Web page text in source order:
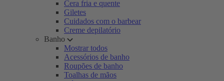
Cera fria e quente
Giletes
Cuidados com o barbear
Creme depilatório
Banho
Mostrar todos
Acessórios de banho
Roupões de banho
Toalhas de mãos